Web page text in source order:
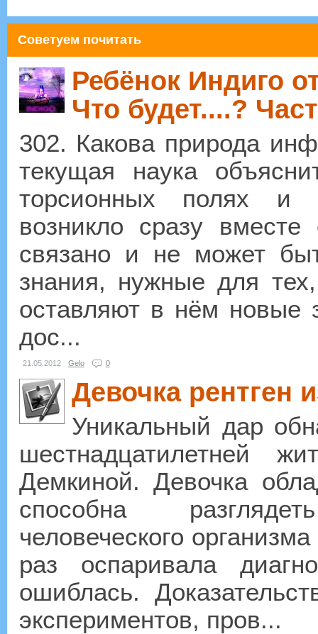
Советуем почитать
Ребёнок Индиго
Что будет....?
302. Какова природа
текущая наука
торсионных полях и
возникло сразу
связано и не может
знания, нужные для
оставляют в нём новые
дос...
21.05.2012 Gelo 0
Девочка рентген
Уникальный дар
шестнадцатилетней
Демкиной. Девочка
способна
человеческого
раз оспаривала
ошиблась.
экспериментов, пров...